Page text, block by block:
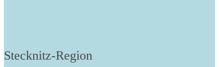
Stecknitz-Region